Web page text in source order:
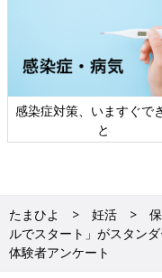
感染症対策、いますぐで
と
たまひよ 妊活
ルでスタート」がスタン
体験者アンケート